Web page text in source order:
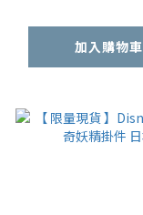
加入購物車